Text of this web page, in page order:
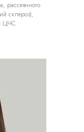
рассеянного
склероз),
ЦНС